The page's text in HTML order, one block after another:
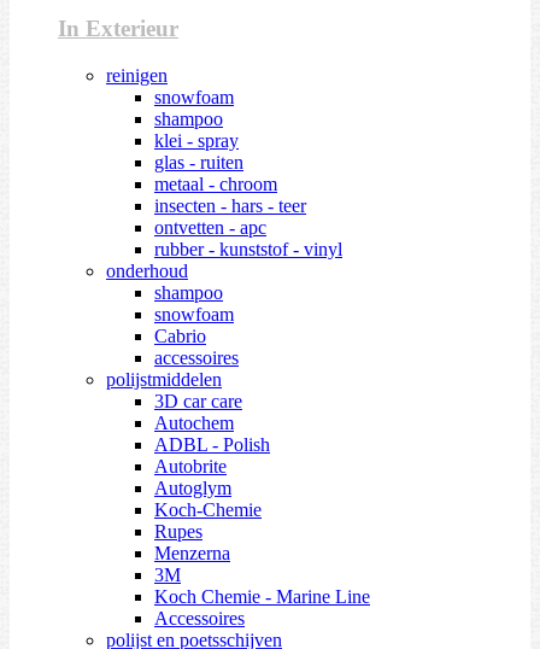
In Exterieur
reinigen
snowfoam
shampoo
klei - spray
glas - ruiten
metaal - chroom
insecten - hars - teer
ontvetten - apc
rubber - kunststof - vinyl
onderhoud
shampoo
snowfoam
Cabrio
accessoires
polijstmiddelen
3D car care
Autochem
ADBL - Polish
Autobrite
Autoglym
Koch-Chemie
Rupes
Menzerna
3M
Koch Chemie - Marine Line
Accessoires
polijst en poetsschijven